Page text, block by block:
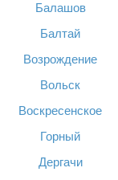
Балашов
Балтай
Возрождение
Вольск
Воскресенское
Горный
Дергачи